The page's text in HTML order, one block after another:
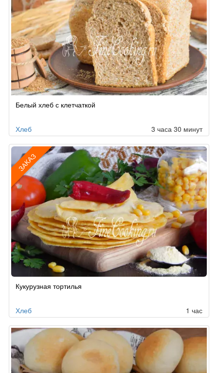
Белый хлеб с клетчаткой
Хлеб 3 часа 30 минут
ЗАКАЗ
поКукурузная тортилья
Хлеб 1 час